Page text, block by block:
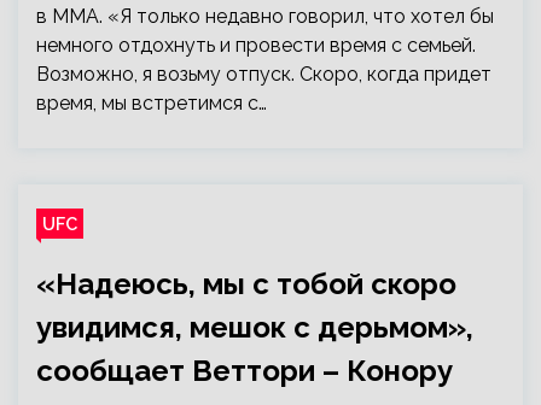
в ММА. «Я только недавно говорил, что хотел бы
немного отдохнуть и провести время с семьей.
Возможно, я возьму отпуск. Скоро, когда придет
время, мы встретимся с…
UFC
«Надеюсь, мы с тобой скоро
увидимся, мешок с дерьмом»,
сообщает Веттори – Конору